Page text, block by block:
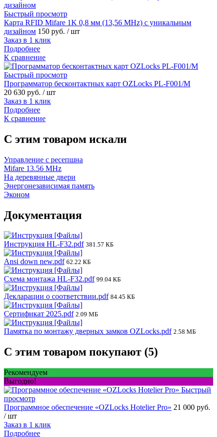
Быстрый просмотр
Карта RFID Mifare 1K 0,8 мм (13,56 MHz) с уникальным
дизайном 150 руб. / шт
Заказ в 1 клик
Подробнее
К сравнение
Быстрый просмотр
Программатор бесконтактных карт OZLoсks PL-F001/M
20 630 руб. / шт
Заказ в 1 клик
Подробнее
К сравнение
C этим товаром искали
Управление с ресепшна
Mifare 13.56 MHz
На деревянные двери
Энергонезависимая память
Эконом
Документация
Инструкция HL-F32.pdf 381.57 КБ
Ansi down new.pdf 62.22 КБ
Схема монтажа HL-F32.pdf 99.04 КБ
Декларации о соответствии.pdf 84.45 КБ
Сертификат 2025.pdf 2.09 МБ
Памятка по монтажу дверных замков OZLocks.pdf 2.58 МБ
С этим товаром покупают (5)
Рекомендуем
Выгодно!
Быстрый
просмотр
Программное обеспечение «OZLocks Hotelier Pro» 21 000 руб.
/ шт
Заказ в 1 клик
Подробнее